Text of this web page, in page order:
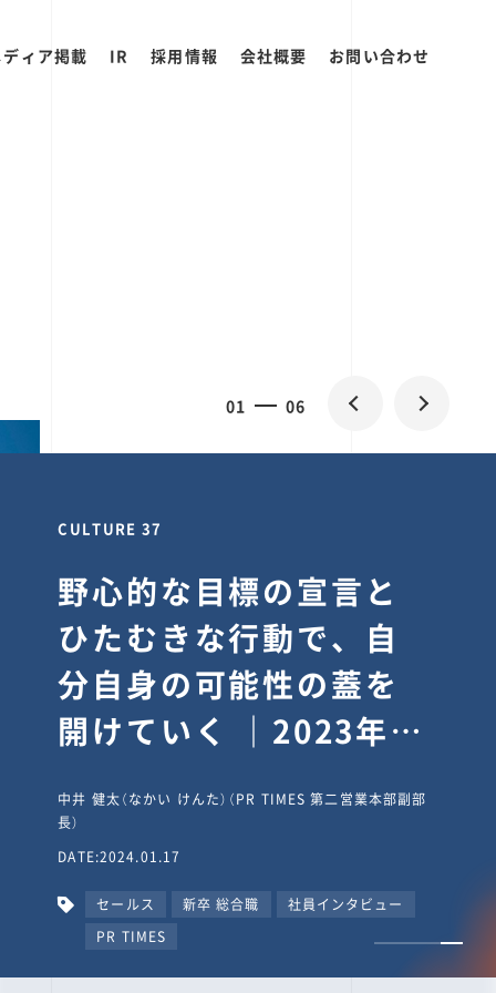
ィア掲載 IR 採用情報 会社概要 お問い合わせ
01 06
CULTURE 37
野心的な目標の宣言と
ひたむきな行動で、自
分自身の可能性の蓋を
開けていく ｜2023年度
タビュー #PR
TIMESな人たち
中井 健太（なかい けんた）（PR TIMES 第二営業本部副部
長）
DATE:2024.01.17
セールス 新卒 総合職
社員インタビュー
PR TIMES